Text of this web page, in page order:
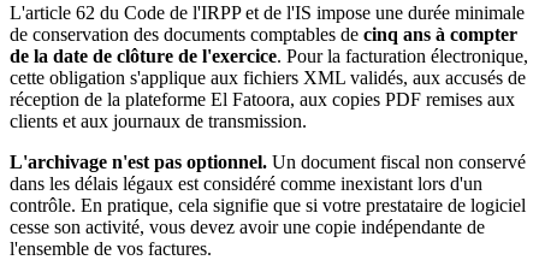
L'article 62 du Code de l'IRPP et de l'IS impose une durée minimale
de conservation des documents comptables de cinq ans à compter
de la date de clôture de l'exercice. Pour la facturation électronique,
cette obligation s'applique aux fichiers XML validés, aux accusés de
réception de la plateforme El Fatoora, aux copies PDF remises aux
clients et aux journaux de transmission.
L'archivage n'est pas optionnel. Un document fiscal non conservé
dans les délais légaux est considéré comme inexistant lors d'un
contrôle. En pratique, cela signifie que si votre prestataire de logiciel
cesse son activité, vous devez avoir une copie indépendante de
l'ensemble de vos factures.